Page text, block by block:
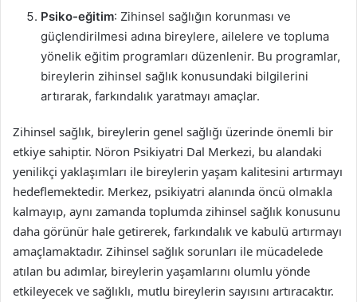
Psiko-eğitim: Zihinsel sağlığın korunması ve
güçlendirilmesi adına bireylere, ailelere ve topluma
yönelik eğitim programları düzenlenir. Bu programlar,
bireylerin zihinsel sağlık konusundaki bilgilerini
artırarak, farkındalık yaratmayı amaçlar.
Zihinsel sağlık, bireylerin genel sağlığı üzerinde önemli bir
etkiye sahiptir. Nöron Psikiyatri Dal Merkezi, bu alandaki
yenilikçi yaklaşımları ile bireylerin yaşam kalitesini artırmayı
hedeflemektedir. Merkez, psikiyatri alanında öncü olmakla
kalmayıp, aynı zamanda toplumda zihinsel sağlık konusunu
daha görünür hale getirerek, farkındalık ve kabulü artırmayı
amaçlamaktadır. Zihinsel sağlık sorunları ile mücadelede
atılan bu adımlar, bireylerin yaşamlarını olumlu yönde
etkileyecek ve sağlıklı, mutlu bireylerin sayısını artıracaktır.